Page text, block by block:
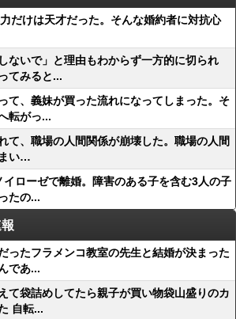
だけは天才だった。そんな婚約者に対抗心
ないで」と理由もわからず一方的に切られ
てみると...
て、義妹が買った流れになってしまった。そ
転がっ...
て、職場の人間関係が崩壊した。職場の人間
い…
ローゼで離婚。障害のある子を含む3人の子
たの...
ったフラメンコ教室の先生と結婚が決まった
であ...
て袋詰めしてたら親子が買い物袋山盛りのカ
自転...